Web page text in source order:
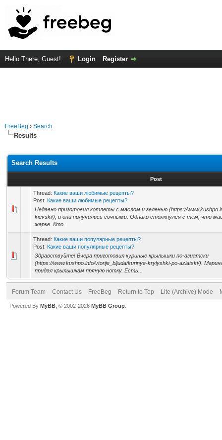
Hello There, Guest! Login Register
FreeBeg › Search
Results
Search Results
Post
Thread: Какие ваши любимые рецепты?
Post: Какие ваши любимые рецепты?
Недавно приготовил котлеты с маслом и зеленью (https://
kievski/), и они получились сочными. Однако столкнулся с тем, что
жарке. Кто...
Thread: Какие ваши популярные рецепты?
Post: Какие ваши популярные рецепты?
Здравствуйте! Вчера приготовил куриные крылышки по-азиатски
(https://www.kushpo.info/vtorije_bljuda/kurinye-krylyshki-po-aziatski/).
придал крылышкам пряную нотку. Есть...
Forum Team Contact Us FreeBeg Return to Top Lite (Archive) Mode
Powered By MyBB , © 2002-2026 MyBB Group